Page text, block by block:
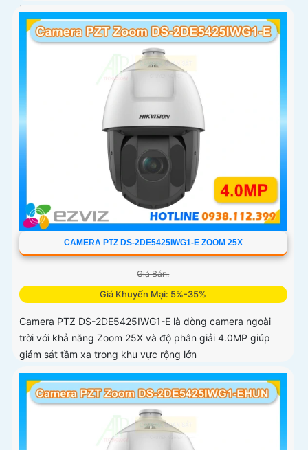
kiện thiếu sáng
CAMERA PTZ DS-2DE5425IWG1-E ZOOM 25X
Giá Bán:
Giá Khuyến Mại: 5%-35%
Camera PTZ DS-2DE5425IWG1-E là dòng camera ngoài
trời với khả năng Zoom 25X và độ phân giải 4.0MP giúp
giám sát tầm xa trong khu vực rộng lớn